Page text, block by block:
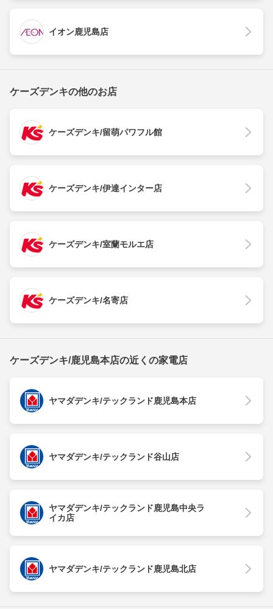
イオン鹿児島店
ケーズデンキの他のお店
ケーズデンキ/留萌パワフル館
ケーズデンキ/伊達インター店
ケーズデンキ/室蘭モルエ店
ケーズデンキ/名寄店
ケーズデンキ/鹿児島本店の近くの家電店
ヤマダデンキ/テックランド鹿児島本店
ヤマダデンキ/テックランド谷山店
ヤマダデンキ/テックランド鹿児島中央ラ
イカ店
ヤマダデンキ/テックランド鹿児島北店